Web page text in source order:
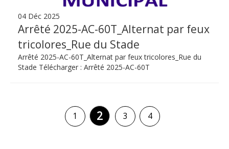
04 Déc 2025
Arrêté 2025-AC-60T_Alternat par feux
tricolores_Rue du Stade
Arrêté 2025-AC-60T_Alternat par feux tricolores_Rue du
Stade Télécharger : Arrêté 2025-AC-60T
1 2 3 4